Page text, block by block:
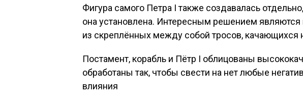
Фигура самого Петра I также создавалась
она установлена. Интересным решением
из скреплённых между собой тросов, качающихся
Постамент, корабль и Пётр I облицованы
обработаны так, чтобы свести на нет любые
влияния